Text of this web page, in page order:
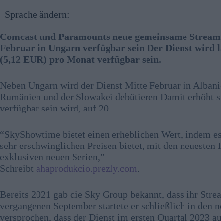
Sprache ändern:
Comcast und Paramounts neue gemeinsame
Februar in Ungarn verfügbar sein Der Dienst
(5,12 EUR) pro Monat verfügbar sein.
Neben Ungarn wird der Dienst Mitte Februar in
Rumänien und der Slowakei debütieren Damit erhöht
verfügbar sein wird, auf 20.
“SkyShowtime bietet einen erheblichen Wert, indem
sehr erschwinglichen Preisen bietet, mit den
exklusiven neuen Serien,”
Schreibt ahaprodukcio.prezly.com.
Bereits 2021 gab die Sky Group bekannt, dass ihr
vergangenen September startete er schließlich in den
versprochen, dass der Dienst im ersten Quartal 2023